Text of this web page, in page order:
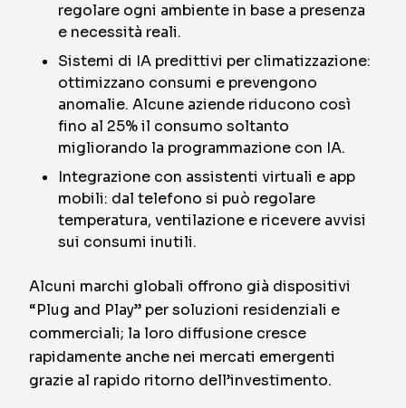
regolare ogni ambiente in base a presenza
e necessità reali.
Sistemi di IA predittivi per climatizzazione:
ottimizzano consumi e prevengono
anomalie. Alcune aziende riducono così
fino al 25% il consumo soltanto
migliorando la programmazione con IA.
Integrazione con assistenti virtuali e app
mobili: dal telefono si può regolare
temperatura, ventilazione e ricevere avvisi
sui consumi inutili.
Alcuni marchi globali offrono già dispositivi
“Plug and Play” per soluzioni residenziali e
commerciali; la loro diffusione cresce
rapidamente anche nei mercati emergenti
grazie al rapido ritorno dell’investimento.